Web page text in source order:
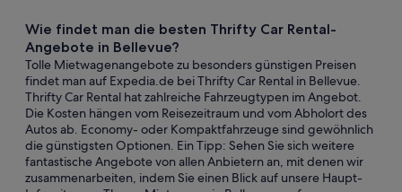
Wie findet man die besten Thrifty Car Rental-
Angebote in Bellevue?
Tolle Mietwagenangebote zu besonders günstigen Preisen
findet man auf Expedia.de bei Thrifty Car Rental in Bellevue.
Thrifty Car Rental hat zahlreiche Fahrzeugtypen im Angebot.
Die Kosten hängen vom Reisezeitraum und vom Abholort des
Autos ab. Economy- oder Kompaktfahrzeuge sind gewöhnlich
die günstigsten Optionen. Ein Tipp: Sehen Sie sich weitere
fantastische Angebote von allen Anbietern an, mit denen wir
zusammenarbeiten, indem Sie einen Blick auf unsere Haupt-